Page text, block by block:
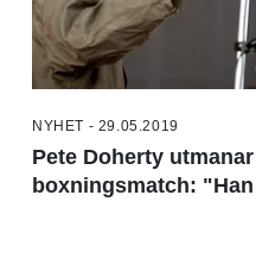
NYHET - 29.05.2019
Pete Doherty
boxningsmatch: